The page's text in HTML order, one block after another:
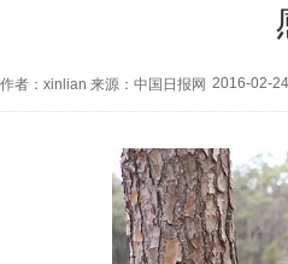
作者：xinlian 来源：中国日报网 2016-02-